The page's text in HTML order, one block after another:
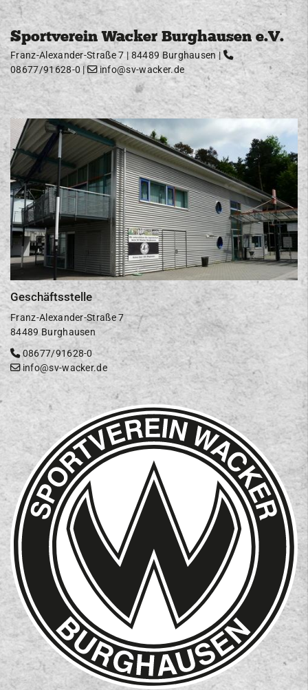
Sportverein Wacker Burghausen e.V.
Franz-Alexander-Straße 7 | 84489 Burghausen |
08677/91628-0 | info@sv-wacker.de
Geschäftsstelle
Franz-Alexander-Straße 7
84489 Burghausen
08677/91628-0
info@sv-wacker.de